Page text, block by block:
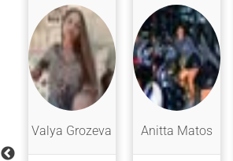
Valya Grozeva Anitta Matos